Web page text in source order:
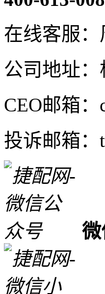
在线客服：
公司地址
CEO邮箱：
投诉邮箱：